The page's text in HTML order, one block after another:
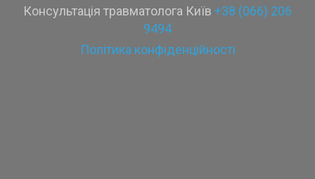
Консультація травматолога Київ +38 (066) 206
9494
Політика конфіденційності